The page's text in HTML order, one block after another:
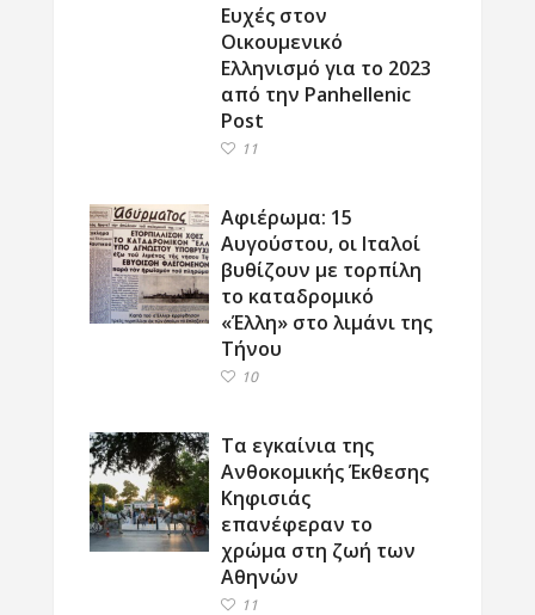
Ευχές στον
Οικουμενικό
Ελληνισμό για το 2023
από την Panhellenic
Post
11
Αφιέρωμα: 15
Αυγούστου, οι Ιταλοί
βυθίζουν με τορπίλη
το καταδρομικό
«Έλλη» στο λιμάνι της
Τήνου
10
Τα εγκαίνια της
Ανθοκομικής Έκθεσης
Κηφισιάς
επανέφεραν το
χρώμα στη ζωή των
Αθηνών
11